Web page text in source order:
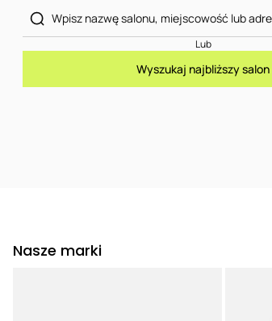
Lub
Wyszukaj najbliższy salon
Nasze marki